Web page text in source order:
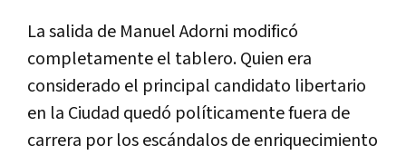
La salida de Manuel Adorni modificó
completamente el tablero. Quien era
considerado el principal candidato libertario
en la Ciudad quedó políticamente fuera de
carrera por los escándalos de enriquecimiento